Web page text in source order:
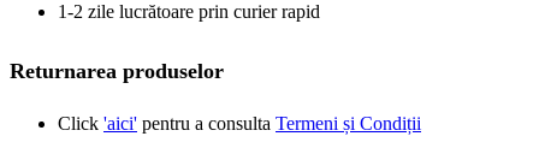
1-2 zile lucrătoare prin curier rapid
Returnarea produselor
Click 'aici' pentru a consulta Termeni și Condiții